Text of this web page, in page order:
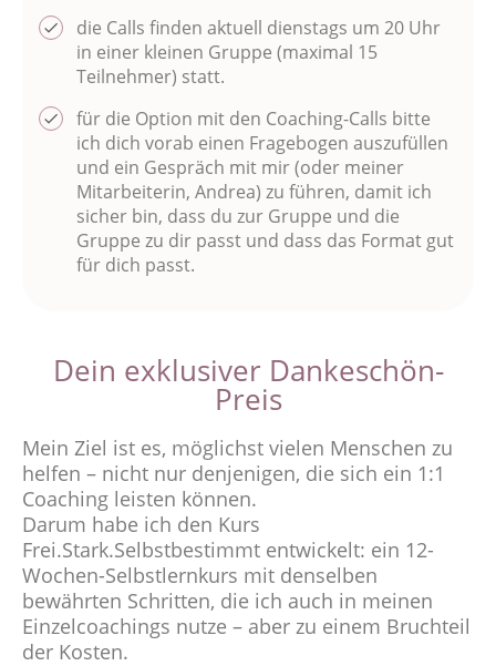
die Calls finden aktuell dienstags um 20 Uhr
in einer kleinen Gruppe (maximal 15
Teilnehmer) statt.
für die Option mit den Coaching-Calls bitte
ich dich vorab einen Fragebogen auszufüllen
und ein Gespräch mit mir (oder meiner
Mitarbeiterin, Andrea) zu führen, damit ich
sicher bin, dass du zur Gruppe und die
Gruppe zu dir passt und dass das Format gut
für dich passt.
Dein exklusiver Dankeschön-
Preis
Mein Ziel ist es, möglichst vielen Menschen zu
helfen – nicht nur denjenigen, die sich ein 1:1
Coaching leisten können.
Darum habe ich den Kurs
Frei.Stark.Selbstbestimmt entwickelt: ein 12-
Wochen-Selbstlernkurs mit denselben
bewährten Schritten, die ich auch in meinen
Einzelcoachings nutze – aber zu einem Bruchteil
der Kosten.